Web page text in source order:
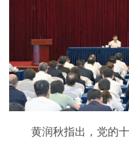
黄润秋指出，党的十